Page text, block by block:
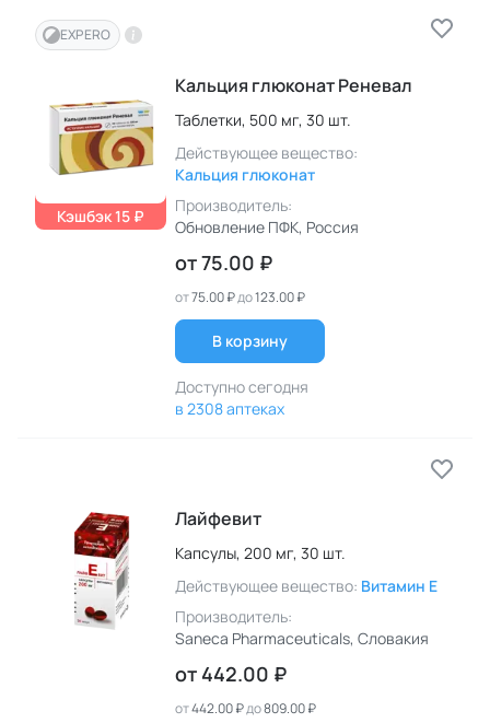
EXPERO
Кэшбэк 15 ₽
Кальция глюконат Реневал
Таблетки, 500 мг, 30 шт.
Действующее вещество:
Кальция глюконат
Производитель:
Обновление ПФК, Россия
от75.00 ₽
от75.00 ₽до123.00 ₽
В корзину
Доступно сегодня
в 2308 аптеках
Лайфевит
Капсулы, 200 мг, 30 шт.
Действующее вещество: Витамин E
Производитель:
Saneca Pharmaceuticals, Словакия
от 442.00 ₽
от442.00 ₽до809.00 ₽